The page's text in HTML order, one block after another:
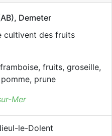
Demeter
cultivent des fruits
fruits, groseille,
prune
Mer
le-Dolent